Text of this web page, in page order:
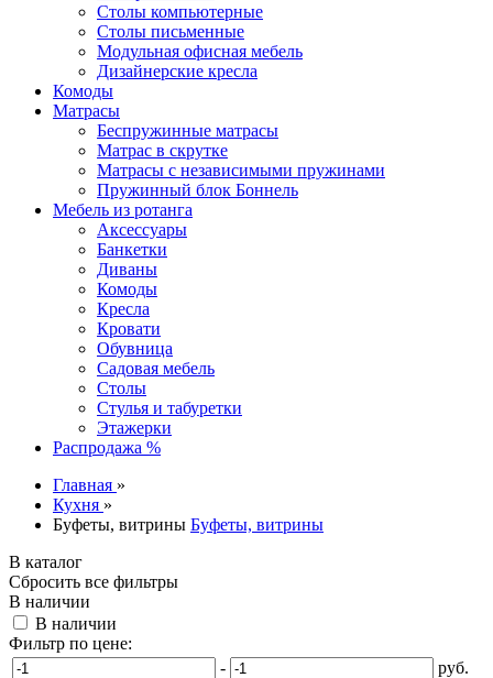
Столы компьютерные
Столы письменные
Модульная офисная мебель
Дизайнерские кресла
Комоды
Матрасы
Беспружинные матрасы
Матрас в скрутке
Матрасы с независимыми пружинами
Пружинный блок Боннель
Мебель из ротанга
Аксессуары
Банкетки
Диваны
Комоды
Кресла
Кровати
Обувница
Садовая мебель
Столы
Стулья и табуретки
Этажерки
Распродажа %
Главная »
Кухня »
Буфеты, витрины Буфеты, витрины
В каталог
Сбросить все фильтры
В наличии
В наличии
Фильтр по цене:
-
руб.